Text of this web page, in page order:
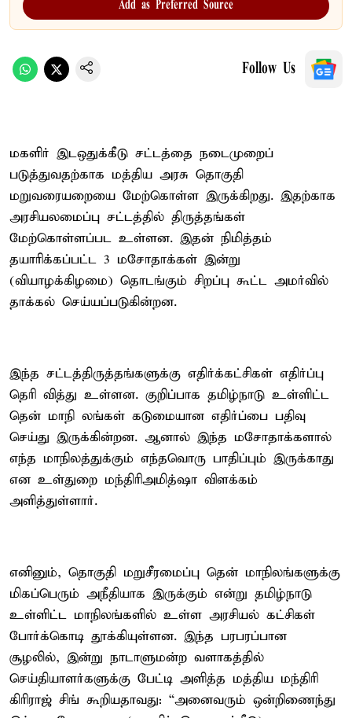
Add as Preferred Source
Follow Us
மகளிர் இடஒதுக்கீடு சட்டத்தை நடைமுறைப்
படுத்துவதற்காக மத்திய அரசு தொகுதி
மறுவரையறையை மேற்கொள்ள இருக்கிறது. இதற்காக
அரசியலமைப்பு சட்டத்தில் திருத்தங்கள்
மேற்கொள்ளப்பட உள்ளன. இதன் நிமித்தம்
தயாரிக்கப்பட்ட 3 மசோதாக்கள் இன்று
(வியாழக்கிழமை) தொடங்கும் சிறப்பு கூட்ட அமர்வில்
தாக்கல் செய்யப்படுகின்றன.
இந்த சட்டத்திருத்தங்களுக்கு எதிர்க்கட்சிகள் எதிர்ப்பு
தெரி வித்து உள்ளன. குறிப்பாக தமிழ்நாடு உள்ளிட்ட
தென் மாநி லங்கள் கடுமையான எதிர்ப்பை பதிவு
செய்து இருக்கின்றன. ஆனால் இந்த மசோதாக்களால்
எந்த மாநிலத்துக்கும் எந்தவொரு பாதிப்பும் இருக்காது
என உள்துறை மந்திரிஅமித்ஷா விளக்கம்
அளித்துள்ளார்.
எனினும், தொகுதி மறுசீரமைப்பு தென் மாநிலங்களுக்கு
மிகப்பெரும் அநீதியாக இருக்கும் என்று தமிழ்நாடு
உள்ளிட்ட மாநிலங்களில் உள்ள அரசியல் கட்சிகள்
போர்க்கொடி தூக்கியுள்ளன. இந்த பரபரப்பான
சூழலில், இன்று நாடாளுமன்ற வளாகத்தில்
செய்தியாளர்களுக்கு பேட்டி அளித்த மத்திய மந்திரி
கிரிராஜ் சிங் கூறியதாவது: “அனைவரும் ஒன்றிணைந்து